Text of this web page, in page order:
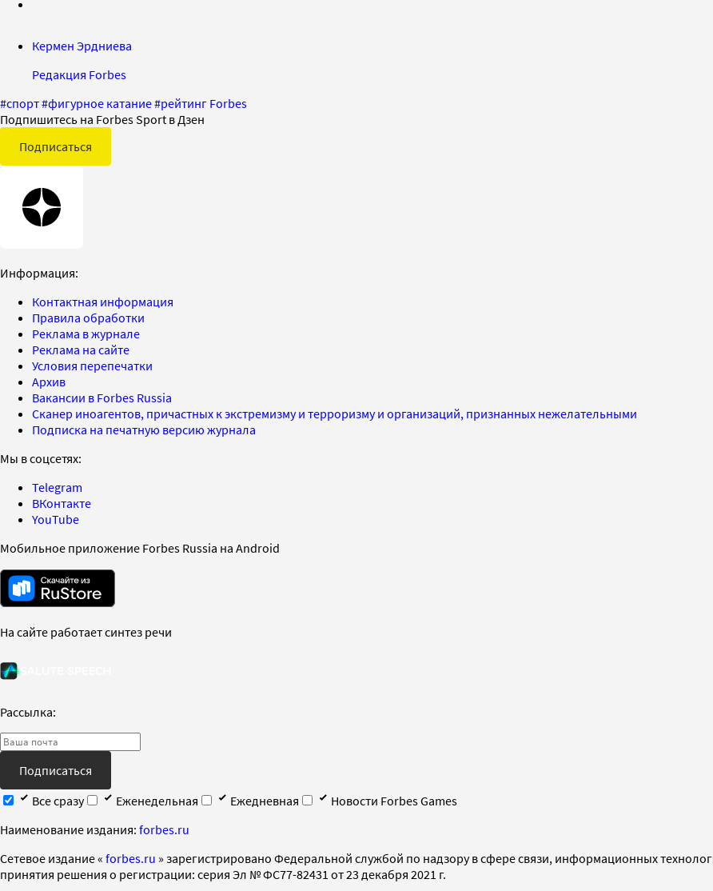
Кермен Эрдниева
Редакция Forbes
#спорт#фигурное катание#рейтинг Forbes
Подпишитесь на Forbes Sport в Дзен
Подписаться
Информация:
Контактная информация
Правила обработки
Реклама в журнале
Реклама на сайте
Условия перепечатки
Архив
Вакансии в Forbes Russia
Сканер иноагентов, причастных к экстремизму и терроризму и организаций, признанных нежелательными
Подписка на печатную версию журнала
Мы в соцсетях:
Telegram
ВКонтакте
YouTube
Мобильное приложение Forbes Russia на Android
На сайте работает синтез речи
Рассылка:
Подписаться
Все сразу
Еженедельная Ежедневная
Новости Forbes Games
Наименование издания: forbes.ru
Cетевое издание « forbes.ru » зарегистрировано Федеральной службой по надзору в сфере связи, информационных
принятия решения о регистрации: серия Эл № ФС77-82431 от 23 декабря 2021 г.